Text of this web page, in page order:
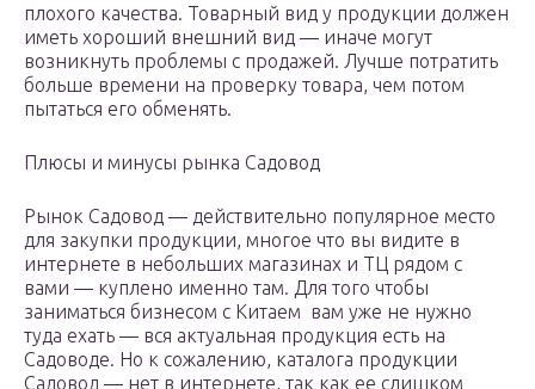
плохого качества. Товарный вид у продукции должен
иметь хороший внешний вид — иначе могут
возникнуть проблемы с продажей. Лучше потратить
больше времени на проверку товара, чем потом
пытаться его обменять.
Плюсы и минусы рынка Садовод
Рынок Садовод — действительно популярное место
для закупки продукции, многое что вы видите в
интернете в небольших магазинах и ТЦ рядом с
вами — куплено именно там. Для того чтобы
заниматься бизнесом с Китаем вам уже не нужно
туда ехать — вся актуальная продукция есть на
Садоводе. Но к сожалению, каталога продукции
Садовод — нет в интернете, так как ее слишком